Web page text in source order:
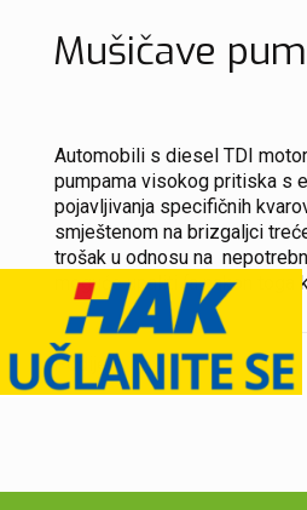
Mušičave
Automobili s diesel TDI
pumpama visokog pritiska s
pojavljivanja specifičnih
smještenom na brizgaljci
trošak u odnosu na
moguće upaliti (a nakon
Podijeli